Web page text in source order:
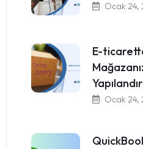
Ocak 24,
E-
Ocak 24,